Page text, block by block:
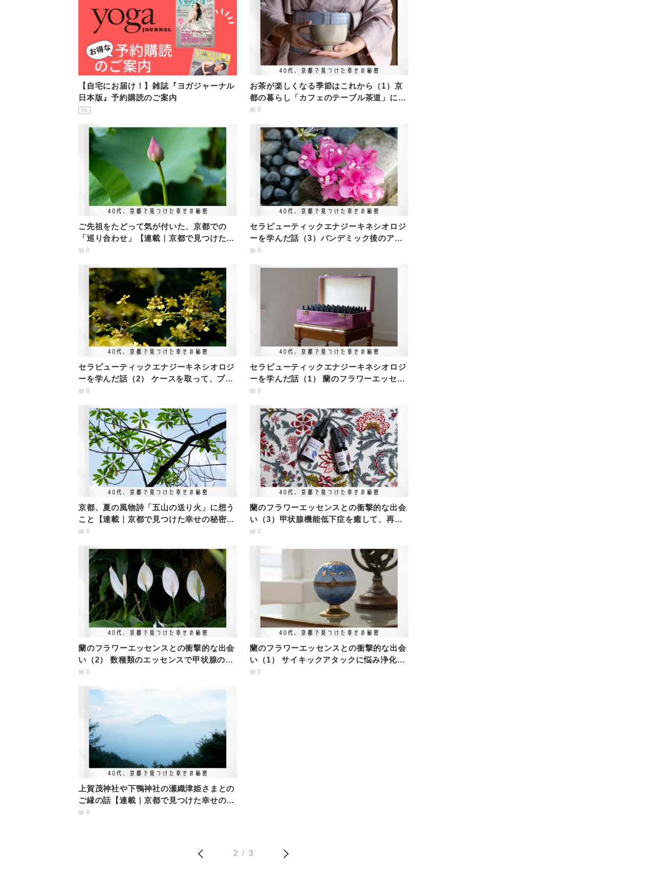
【自宅にお届け！】雑誌『ヨガジャーナル
日本版』予約購読のご案内
PR
お茶が楽しくなる季節はこれから（1）京
都の暮らし「カフェのテーブル茶道」に出
会って
0
ご先祖をたどって気が付いた、京都での
「巡り合わせ」【連載｜京都で見つけた幸
せの秘密vol.12】
0
セラピューティックエナジーキネシオロジ
ーを学んだ話（3）パンデミック後のアト
リエで日々セッション
0
セラピューティックエナジーキネシオロジ
ーを学んだ話（2） ケースを取って、プラ
クティショナーに
0
セラピューティックエナジーキネシオロジ
ーを学んだ話（1） 蘭のフラワーエッセン
スの先にあった癒し
0
京都、夏の風物詩「五山の送り火」に想う
こと【連載｜京都で見つけた幸せの秘密
vol.10】
0
蘭のフラワーエッセンスとの衝撃的な出会
い（3）甲状腺機能低下症を癒して、再び
本を出版できるように
0
蘭のフラワーエッセンスとの衝撃的な出会
い（2） 数種類のエッセンスで甲状腺のお
薬を減らせた！
0
蘭のフラワーエッセンスとの衝撃的な出会
い（1） サイキックアタックに悩み浄化ア
イテムを探した顛末
0
上賀茂神社や下鴨神社の瀬織津姫さまとの
ご縁の話【連載｜京都で見つけた幸せの秘
密 vol.8】
0
2 / 3